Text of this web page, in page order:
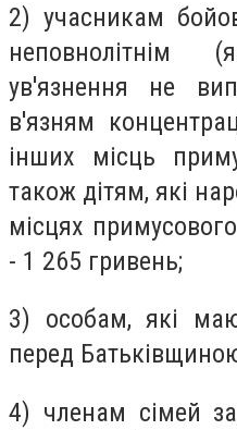
2) учасникам
ув'язнення не
в'язням
інших місць
також дітям, які
місцях
- 1 265 гривень;
3) особам, які
перед
4) членам сімей